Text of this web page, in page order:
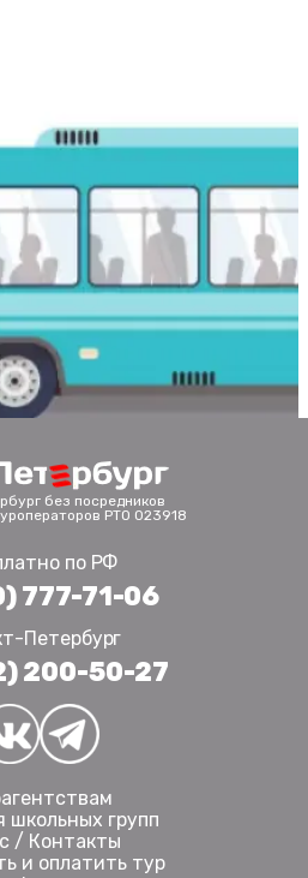
без посредников
РТО 023918
школьных групп
/ Контакты
и оплатить тур
по РФ
777-71-06
Петербург
200-50-27